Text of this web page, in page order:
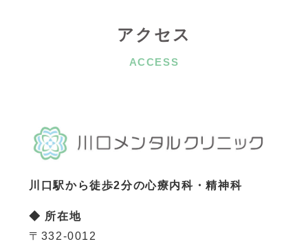
アクセス
ACCESS
川口駅から徒歩2分の心療内科・精神科
◆ 所在地
〒332-0012